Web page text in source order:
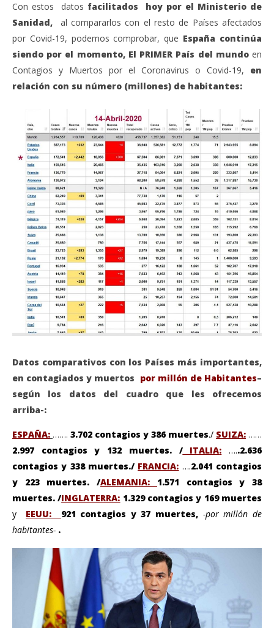
Con estos datos facilitados hoy por el Ministerio de
Sanidad, al compararlos con el resto de Países afectados
por Covid-19, podemos comprobar, que España continúa
siendo por el momento, El PRIMER País del mundo en
Contagios y Muertos por el Coronavirus o Covid-19, en
relación con su número (millones) de habitantes:
Datos comparativos con los Países más importantes,
en contagiados y muertos por millón de Habitantes–
según los datos del cuadro que les ofrecemos
arriba-:
ESPAÑA: ……. 3.702 contagios y 386 muertes./ SUIZA: ……
2.997 contagios y 132 muertes. /ITALIA: …..2.636
contagios y 338 muertes./ FRANCIA: ….2.041 contagios
y 223 muertes. /ALEMANIA:
1.571 contagios y 38
muertes. /INGLATERRA: 1.329 contagios y 169 muertes
y EEUU: 921 contagios y 37 muertes, -por millón de
habitantes- .